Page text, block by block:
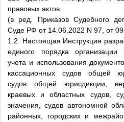
правовых актов.
(в ред. Приказов Судебного
Суде РФ от 14.06.2022 N 97, от
1.2. Настоящая Инструкция
единого порядка организации
учета и использования
кассационных судов общей
судов общей юрисдикции,
краевых и областных судов,
значения, судов автономной
районных, городских и